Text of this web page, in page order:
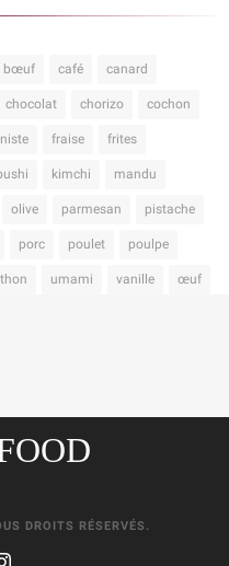
bœuf café canard
chocolat chorizo cochon
fraise frites
kimchi mandu
olive parmesan pistache
porc poulet poulpe
thon umami vanille œuf
DROITS RÉSERVÉS.